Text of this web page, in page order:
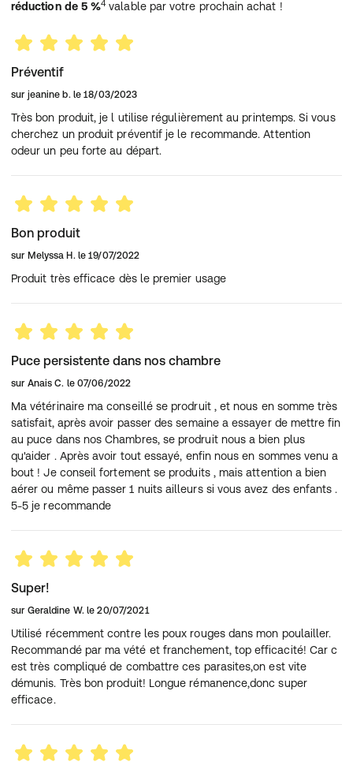
réduction de 5 %4 valable par votre prochain achat !
Préventif
sur jeanine b. le 18/03/2023
Très bon produit, je l utilise régulièrement au printemps. Si vous
cherchez un produit préventif je le recommande. Attention
odeur un peu forte au départ.
Bon produit
sur Melyssa H. le 19/07/2022
Produit très efficace dès le premier usage
Puce persistente dans nos chambre
sur Anais C. le 07/06/2022
Ma vétérinaire ma conseillé se prodruit , et nous en somme très
satisfait, après avoir passer des semaine a essayer de mettre fin
au puce dans nos Chambres, se prodruit nous a bien plus
qu'aider . Après avoir tout essayé, enfin nous en sommes venu a
bout ! Je conseil fortement se produits , mais attention a bien
aérer ou même passer 1 nuits ailleurs si vous avez des enfants .
5-5 je recommande
Super!
sur Geraldine W. le 20/07/2021
Utilisé récemment contre les poux rouges dans mon poulailler.
Recommandé par ma vété et franchement, top efficacité! Car c
est très compliqué de combattre ces parasites,on est vite
démunis. Très bon produit! Longue rémanence,donc super
efficace.